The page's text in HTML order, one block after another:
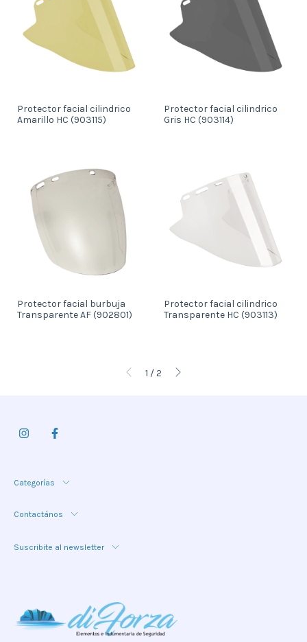
Protector facial cilindrico
Amarillo HC (903115)
Protector facial cilindrico
Gris HC (903114)
Protector facial burbuja
Transparente AF (902801)
Protector facial cilindrico
Transparente HC (903113)
1 /2
Categorías
Contactános
Suscribite al newsletter